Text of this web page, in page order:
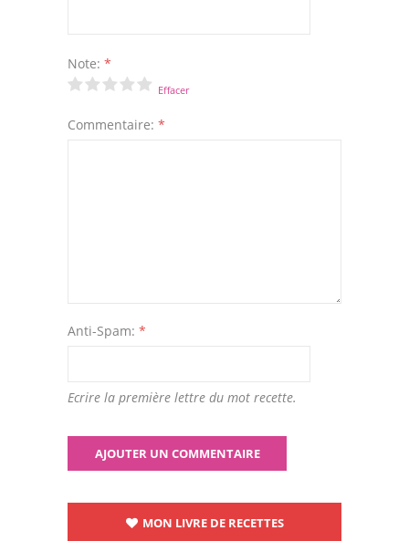
Note: *
Effacer
Commentaire: *
Anti-Spam: *
Ecrire la première lettre du mot recette.
MON LIVRE DE RECETTES